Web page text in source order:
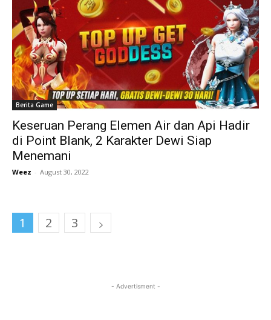
Berita Game
Keseruan Perang Elemen Air dan Api Hadir
di Point Blank, 2 Karakter Dewi Siap
Menemani
Weez - August 30, 2022
1 2 3
- Advertisment -